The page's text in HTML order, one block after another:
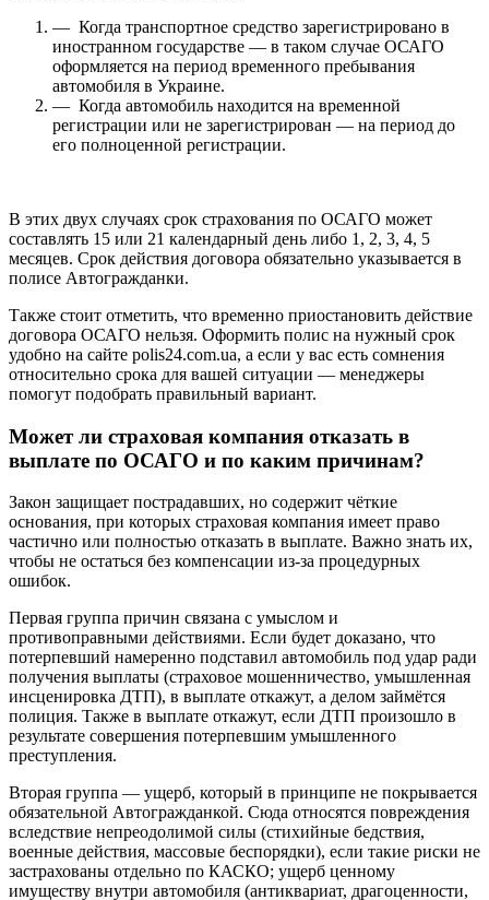
— Когда транспортное средство зарегистрировано в
иностранном государстве — в таком случае ОСАГО
оформляется на период временного пребывания
автомобиля в Украине.
— Когда автомобиль находится на временной
регистрации или не зарегистрирован — на период до
его полноценной регистрации.
В этих двух случаях срок страхования по ОСАГО может
составлять 15 или 21 календарный день либо 1, 2, 3, 4, 5
месяцев. Срок действия договора обязательно указывается в
полисе Автогражданки.
Также стоит отметить, что временно приостановить действие
договора ОСАГО нельзя. Оформить полис на нужный срок
удобно на сайте polis24.com.ua, а если у вас есть сомнения
относительно срока для вашей ситуации — менеджеры
помогут подобрать правильный вариант.
Может ли страховая компания отказать в
выплате по ОСАГО и по каким причинам?
Закон защищает пострадавших, но содержит чёткие
основания, при которых страховая компания имеет право
частично или полностью отказать в выплате. Важно знать их,
чтобы не остаться без компенсации из-за процедурных
ошибок.
Первая группа причин связана с умыслом и
противоправными действиями. Если будет доказано, что
потерпевший намеренно подставил автомобиль под удар ради
получения выплаты (страховое мошенничество, умышленная
инсценировка ДТП), в выплате откажут, а делом займётся
полиция. Также в выплате откажут, если ДТП произошло в
результате совершения потерпевшим умышленного
преступления.
Вторая группа — ущерб, который в принципе не покрывается
обязательной Автогражданкой. Сюда относятся повреждения
вследствие непреодолимой силы (стихийные бедствия,
военные действия, массовые беспорядки), если такие риски не
застрахованы отдельно по КАСКО; ущерб ценному
имуществу внутри автомобиля (антиквариат, драгоценности,